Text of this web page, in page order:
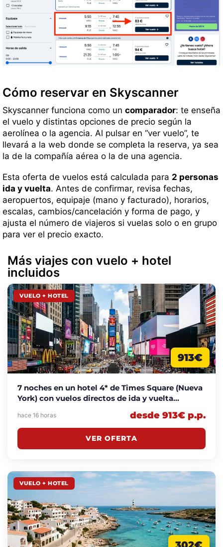
Cómo reservar en Skyscanner
Skyscanner funciona como un comparador: te enseña
el vuelo y distintas opciones de precio según la
aerolínea o la agencia. Al pulsar en “ver vuelo”, te
llevará a la web donde se completa la reserva, ya sea
la de la compañía aérea o la de una agencia.
Esta oferta de vuelos está calculada para 2 personas
ida y vuelta. Antes de confirmar, revisa fechas,
aeropuertos, equipaje (mano y facturado), horarios,
escalas, cambios/cancelación y forma de pago, y
ajusta el número de viajeros si vuelas solo o en grupo
para ver el precio exacto.
Más viajes con vuelo + hotel
incluidos
VUELO + HOTEL
913€
7 noches en un hotel 4* de Times Square (Nueva
York) con vuelos directos de ida y vuelta
hace 16 horas desde 913€ p.p.
VER OFERTA
VUELO + HOTEL